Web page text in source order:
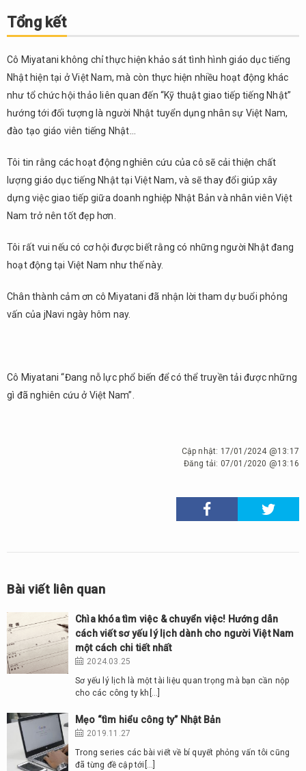
Tổng kết
Cô Miyatani không chỉ thực hiện khảo sát tình hình giáo dục tiếng
Nhật hiện tại ở Việt Nam, mà còn thực hiện nhiều hoạt động khác
như tổ chức hội thảo liên quan đến “Kỹ thuật giao tiếp tiếng Nhật”
hướng tới đối tượng là người Nhật tuyển dụng nhân sự Việt Nam,
đào tạo giáo viên tiếng Nhật…
Tôi tin rằng các hoạt động nghiên cứu của cô sẽ cải thiện chất
lượng giáo dục tiếng Nhật tại Việt Nam, và sẽ thay đổi giúp xây
dựng việc giao tiếp giữa doanh nghiệp Nhật Bản và nhân viên Việt
Nam trở nên tốt đẹp hơn.
Tôi rất vui nếu có cơ hội được biết rằng có những người Nhật đang
hoạt động tại Việt Nam như thế này.
Chân thành cảm ơn cô Miyatani đã nhận lời tham dự buổi phỏng
vấn của jNavi ngày hôm nay.
Cô Miyatani “Đang nỗ lực phổ biến để có thể truyền tải được những
gì đã nghiên cứu ở Việt Nam”.
Cập nhật: 17/01/2024 @13:17
Đăng tải: 07/01/2020 @13:16
Bài viết liên quan
Chìa khóa tìm việc & chuyển việc! Hướng dẫn
cách viết sơ yếu lý lịch dành cho người Việt Nam
một cách chi tiết nhất
2024.03.25
Sơ yếu lý lịch là một tài liệu quan trọng mà bạn cần nộp
cho các công ty kh[…]
Mẹo “tìm hiểu công ty” Nhật Bản
2019.11.27
Trong series các bài viết về bí quyết phỏng vấn tôi cũng
đã từng đề cập tới[…]